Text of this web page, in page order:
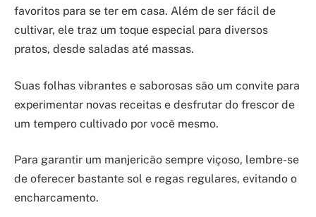
favoritos para se ter em casa. Além de ser fácil de
cultivar, ele traz um toque especial para diversos
pratos, desde saladas até massas.
Suas folhas vibrantes e saborosas são um convite para
experimentar novas receitas e desfrutar do frescor de
um tempero cultivado por você mesmo.
Para garantir um manjericão sempre viçoso, lembre-se
de oferecer bastante sol e regas regulares, evitando o
encharcamento.